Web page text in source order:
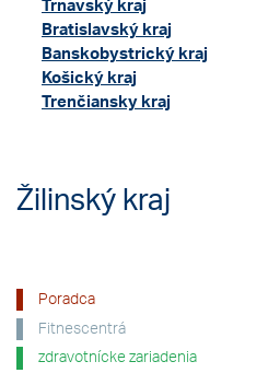
Trnavský kraj
Bratislavský kraj
Banskobystrický kraj
Košický kraj
Trenčiansky kraj
Žilinský kraj
Poradca
Fitnescentrá
zdravotnícke zariadenia